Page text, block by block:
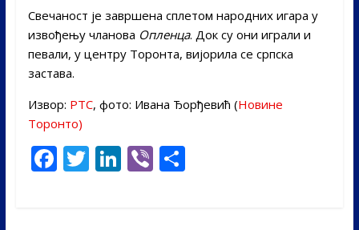
Свечаност је завршена сплетом народних игара у
извођењу чланова Опленца. Док су они играли и
певали, у центру Торонта, вијорила се српска
застава.
Извор: РТС, фото: Ивана Ђорђевић (Новине
Торонто)
F T Li Vi S